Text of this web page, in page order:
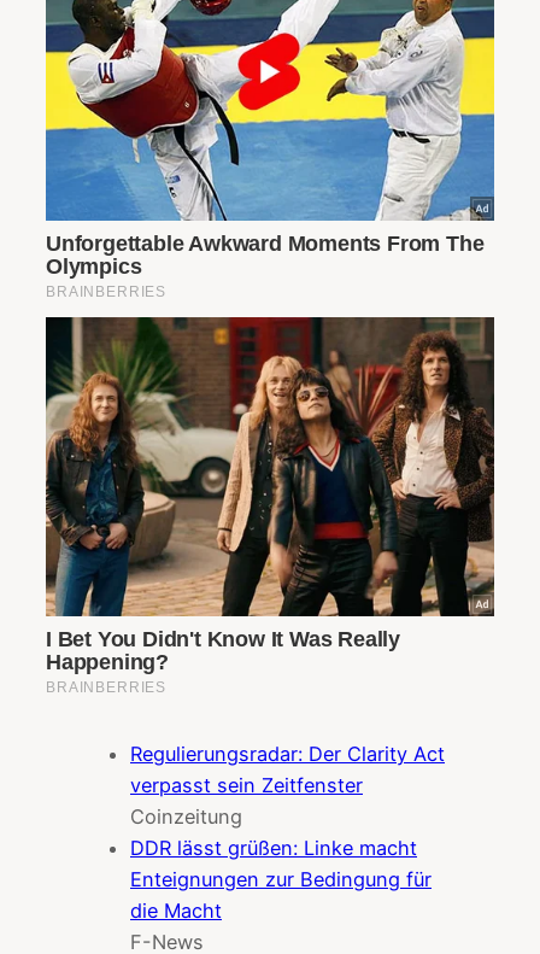
Regulierungsradar: Der Clarity Act
verpasst sein Zeitfenster
Coinzeitung
DDR lässt grüßen: Linke macht
Enteignungen zur Bedingung für
die Macht
F-News